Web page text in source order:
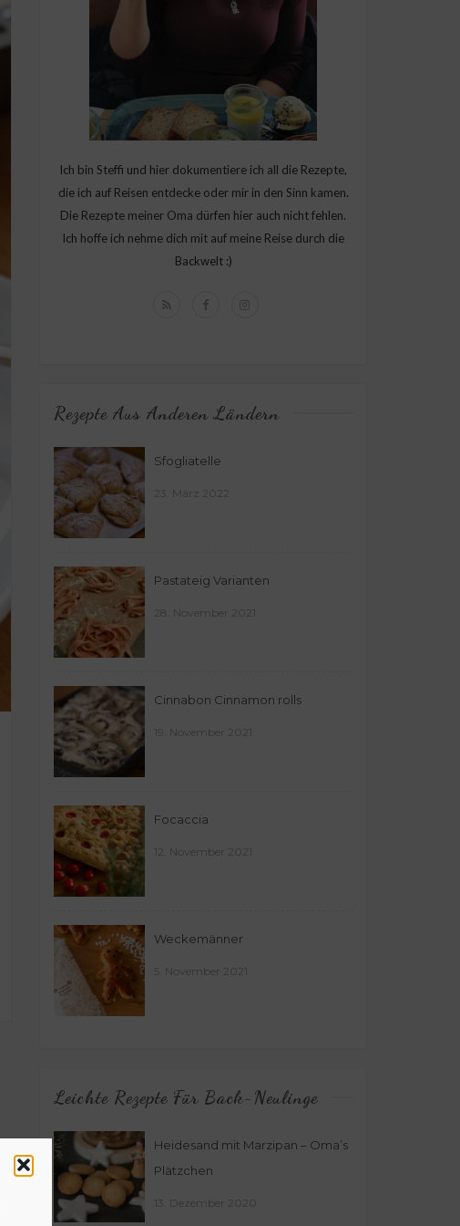
Ich bin Steffi und hier dokumentiere ich all die Rezepte,
die ich auf Reisen entdecke oder mir in den Sinn kamen.
Die Rezepte meiner Oma dürfen hier auch nicht fehlen.
Ich hoffe ich nehme dich mit auf meine Reise durch die
Backwelt :)
Rezepte Aus Anderen Ländern
Sfogliatelle
23. März 2022
Pastateig Varianten
28. November 2021
Cinnabon Cinnamon rolls
19. November 2021
Focaccia
12. November 2021
Weckemänner
5. November 2021
Leichte Rezepte Für Back-Neulinge
Heidesand mit Marzipan – Oma’s
Plätzchen
13. Dezember 2020